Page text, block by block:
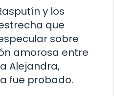
y los
que
sobre
amorosa entre
Alejandra,
fue probado.